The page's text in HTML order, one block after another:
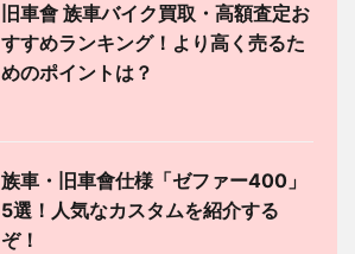
旧車會 族車バイク買取・高額査定お
すすめランキング！より高く売るた
めのポイントは？
族車・旧車會仕様「ゼファー400」
5選！人気なカスタムを紹介する
ぞ！